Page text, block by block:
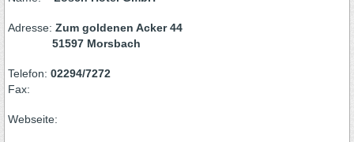
Adresse: Zum goldenen Acker 44
51597 Morsbach
Telefon: 02294/7272
Fax:
Webseite: